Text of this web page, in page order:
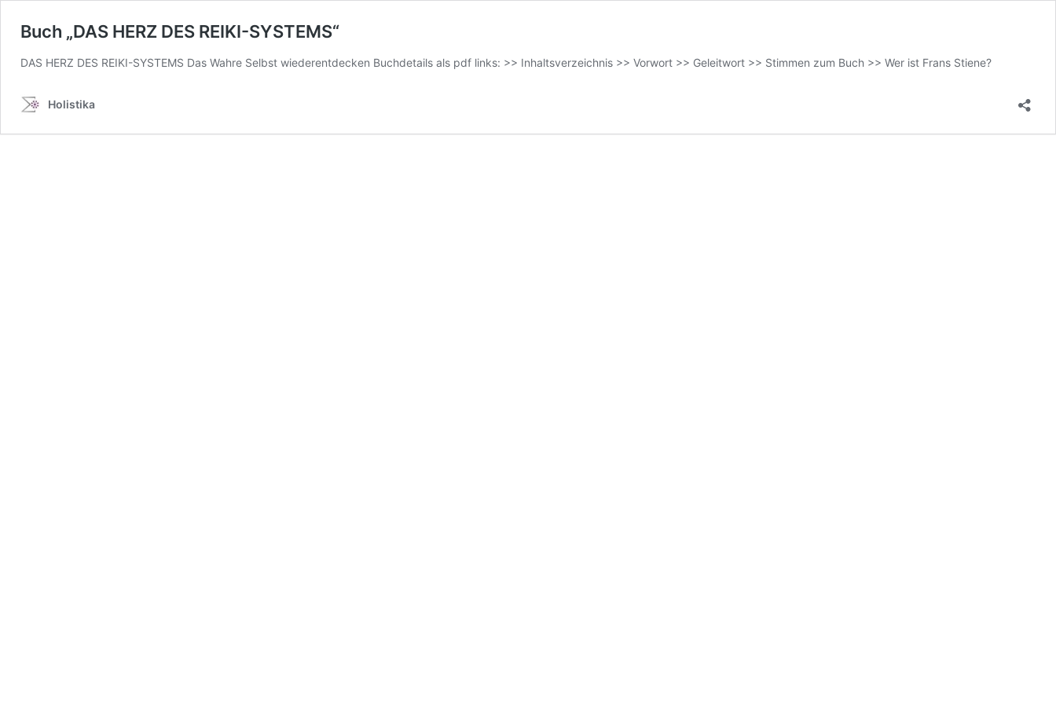
Buch „DAS HERZ DES REIKI-SYSTEMS“
DAS HERZ DES REIKI-SYSTEMS Das Wahre Selbst wiederentdecken Buchdetails als pdf links: >> Inhaltsverzeichnis >> Vorwort >> Geleitwort >> Stimmen zum Buch >> Wer ist Frans Stiene?
Holistika